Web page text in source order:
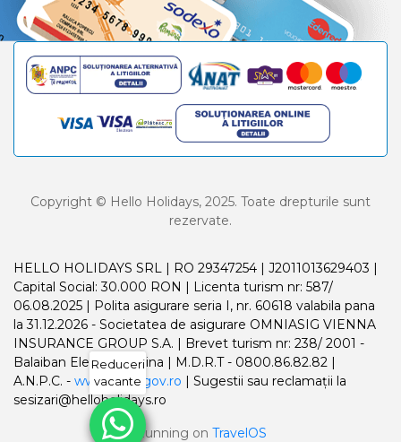
Copyright © Hello Holidays, 2025. Toate drepturile sunt
rezervate.
HELLO HOLIDAYS SRL | RO 29347254 | J2011013629403 |
Capital Social: 30.000 RON | Licenta turism nr: 587/
06.08.2025 | Polita asigurare seria I, nr. 60618 valabila pana
la 31.12.2026 - Societatea de asigurare OMNIASIG VIENNA
INSURANCE GROUP S.A. | Brevet turism nr: 238/ 2001 -
Balaiban Elena Madalina | M.D.R.T - 0800.86.82.82 |
A.N.P.C. - www.anpc.gov.ro | Sugestii sau reclamații la
sesizari@helloholidays.ro
Running on TravelOS
Reduceri
vacante